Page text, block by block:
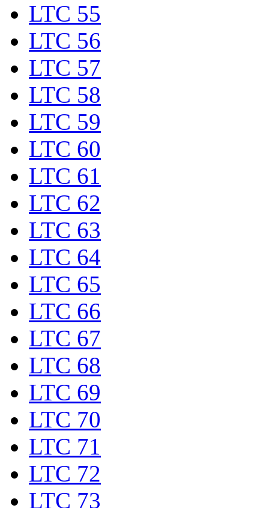
LTC 55
LTC 56
LTC 57
LTC 58
LTC 59
LTC 60
LTC 61
LTC 62
LTC 63
LTC 64
LTC 65
LTC 66
LTC 67
LTC 68
LTC 69
LTC 70
LTC 71
LTC 72
LTC 73